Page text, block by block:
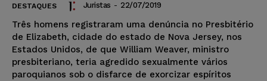
DESTAQUES Juristas - 22/07/2019
Três homens registraram uma denúncia no Presbitério
de Elizabeth, cidade do estado de Nova Jersey, nos
Estados Unidos, de que William Weaver, ministro
presbiteriano, teria agredido sexualmente vários
paroquianos sob o disfarce de exorcizar espíritos